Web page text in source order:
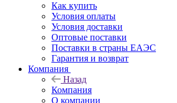
Как купить
Условия оплаты
Условия доставки
Оптовые поставки
Поставки в страны ЕАЭС
Гарантия и возврат
Компания
Назад
Компания
О компании